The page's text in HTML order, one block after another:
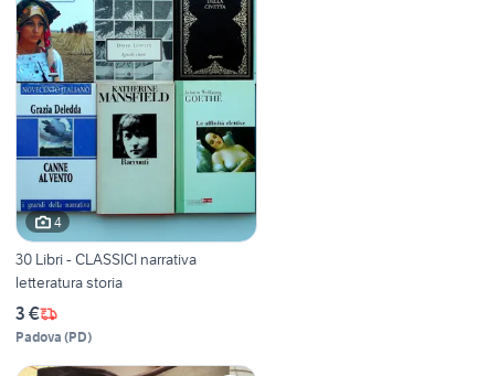
4
30 Libri - CLASSICI narrativa
letteratura storia
3 €
Padova (PD)